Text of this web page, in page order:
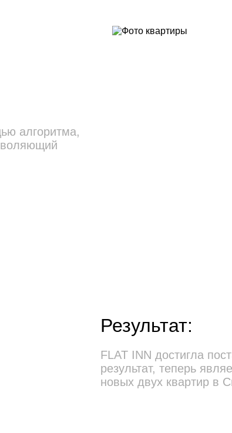
алгоритма,
Результат:
FLAT INN достигла
результат, теперь
новых двух квартир в